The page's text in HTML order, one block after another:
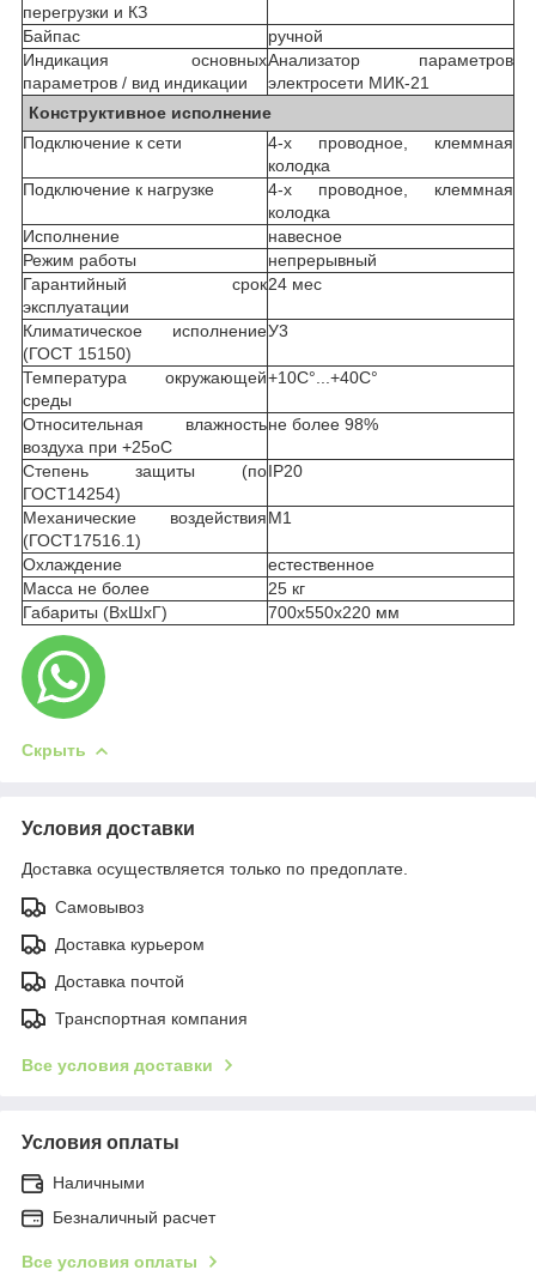
перегрузки и КЗ
Байпас
ручной
Индикация основных
параметров / вид индикации
Анализатор параметров
электросети МИК-21
Конструктивное исполнение
Подключение к сети
4-х проводное, клеммная
колодка
Подключение к нагрузке
4-х проводное, клеммная
колодка
Исполнение
навесное
Режим работы
непрерывный
Гарантийный срок
эксплуатации
24 мес
Климатическое исполнение
(ГОСТ 15150)
У3
Температура окружающей
среды
+10С°...+40С°
Относительная влажность
воздуха при +25оС
не более 98%
Степень защиты (по
ГОСТ14254)
IP20
Механические воздействия
(ГОСТ17516.1)
М1
Охлаждение
естественное
Масса не более
25 кг
Габариты (ВхШхГ)
700х550х220 мм
Скрыть
Условия доставки
Доставка осуществляется только по предоплате.
Самовывоз
Доставка курьером
Доставка почтой
Транспортная компания
Все условия доставки
Условия оплаты
Наличными
Безналичный расчет
Все условия оплаты